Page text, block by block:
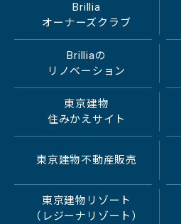
Brillia
オーナーズクラブ
Brilliaの
リノベーション
東京建物
住みかえサイト
東京建物不動産販売
東京建物リゾート
（レジーナリゾート）